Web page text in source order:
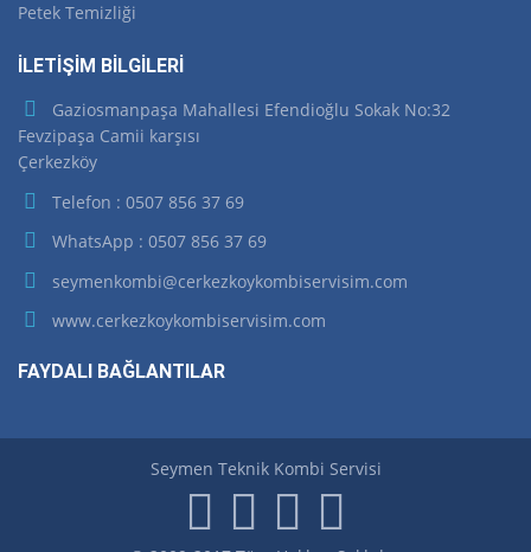
Petek Temizliği
İLETİŞİM BİLGİLERİ
Gaziosmanpaşa Mahallesi Efendioğlu Sokak No:32
Fevzipaşa Camii karşısı
Çerkezköy
Telefon : 0507 856 37 69
WhatsApp : 0507 856 37 69
seymenkombi@cerkezkoykombiservisim.com
www.cerkezkoykombiservisim.com
FAYDALI BAĞLANTILAR
Seymen Teknik Kombi Servisi